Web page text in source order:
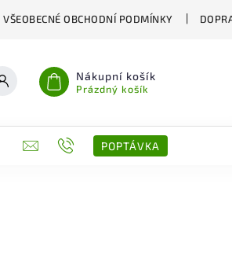
VŠEOBECNÉ OBCHODNÍ PODMÍNKY
Nákupní košík
Prázdný košík
KONTAKTY POPTÁVKA